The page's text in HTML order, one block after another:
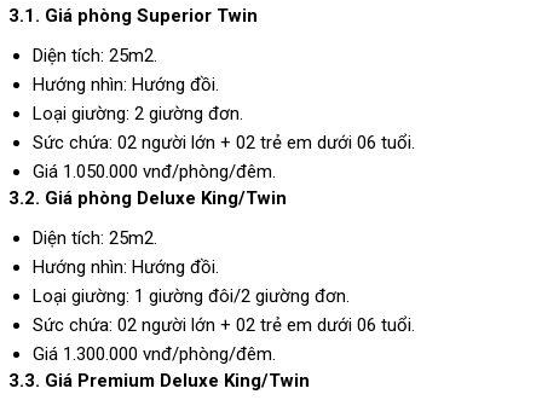
3.1. Giá phòng Superior Twin
Diện tích: 25m2.
Hướng nhìn: Hướng đồi.
Loại giường: 2 giường đơn.
Sức chứa: 02 người lớn + 02 trẻ em dưới 06 tuổi.
Giá 1.050.000 vnđ/phòng/đêm.
3.2. Giá phòng Deluxe King/Twin
Diện tích: 25m2.
Hướng nhìn: Hướng đồi.
Loại giường: 1 giường đôi/2 giường đơn.
Sức chứa: 02 người lớn + 02 trẻ em dưới 06 tuổi.
Giá 1.300.000 vnđ/phòng/đêm.
3.3. Giá Premium Deluxe King/Twin